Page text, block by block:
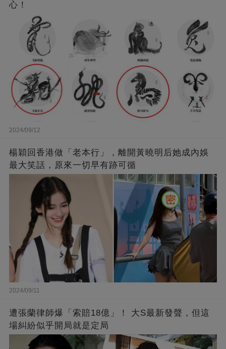
心！
2024/09/12
楊穎回香港做「老本行」，離開黃曉明后她成內娛
最大笑話，原來一切早有跡可循
2024/09/11
遭張蘭律師爆「索賠18億」！ 大S最新發聲，但這
場糾紛似乎開局就是定局